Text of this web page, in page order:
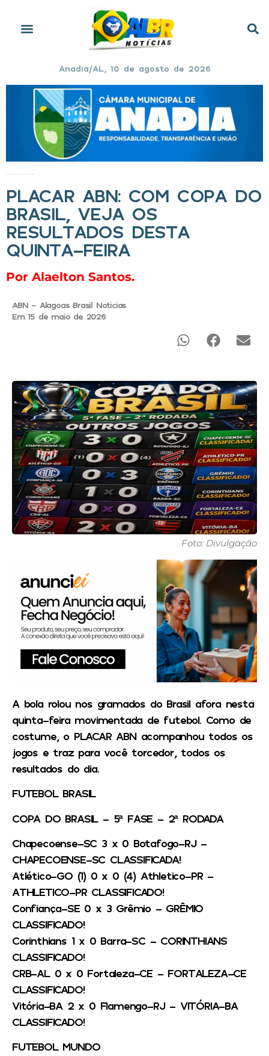
Anadia/AL, 10 de agosto de 2026
PLACAR ABN: COM COPA DO
BRASIL, VEJA OS
RESULTADOS DESTA
QUINTA-FEIRA
Por Alaelton Santos.
ABN - Alagoas Brasil Noticias
Em 15 de maio de 2026
Foto: Divulgação
A bola rolou nos gramados do Brasil afora nesta
quinta-feira movimentada de futebol. Como de
costume, o PLACAR ABN acompanhou todos os
jogos e traz para você torcedor, todos os
resultados do dia.
FUTEBOL BRASIL
COPA DO BRASIL – 5ª FASE – 2ª RODADA
Chapecoense-SC 3 x 0 Botafogo-RJ –
CHAPECOENSE-SC CLASSIFICADA!
Atlético-GO (1) 0 x 0 (4) Athletico-PR –
ATHLETICO-PR CLASSIFICADO!
Confiança-SE 0 x 3 Grêmio – GRÊMIO
CLASSIFICADO!
Corinthians 1 x 0 Barra-SC – CORINTHIANS
CLASSIFICADO!
CRB-AL 0 x 0 Fortaleza-CE – FORTALEZA-CE
CLASSIFICADO!
Vitória-BA 2 x 0 Flamengo-RJ – VITÓRIA-BA
CLASSIFICADO!
FUTEBOL MUNDO